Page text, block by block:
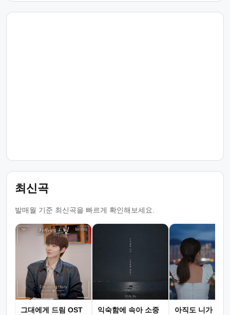
최신곡
발매월 기준 최신곡을 빠르게 확인해보세요.
그대에게 드림 OST
익숙함에 속아 소중
아직도 니가 그